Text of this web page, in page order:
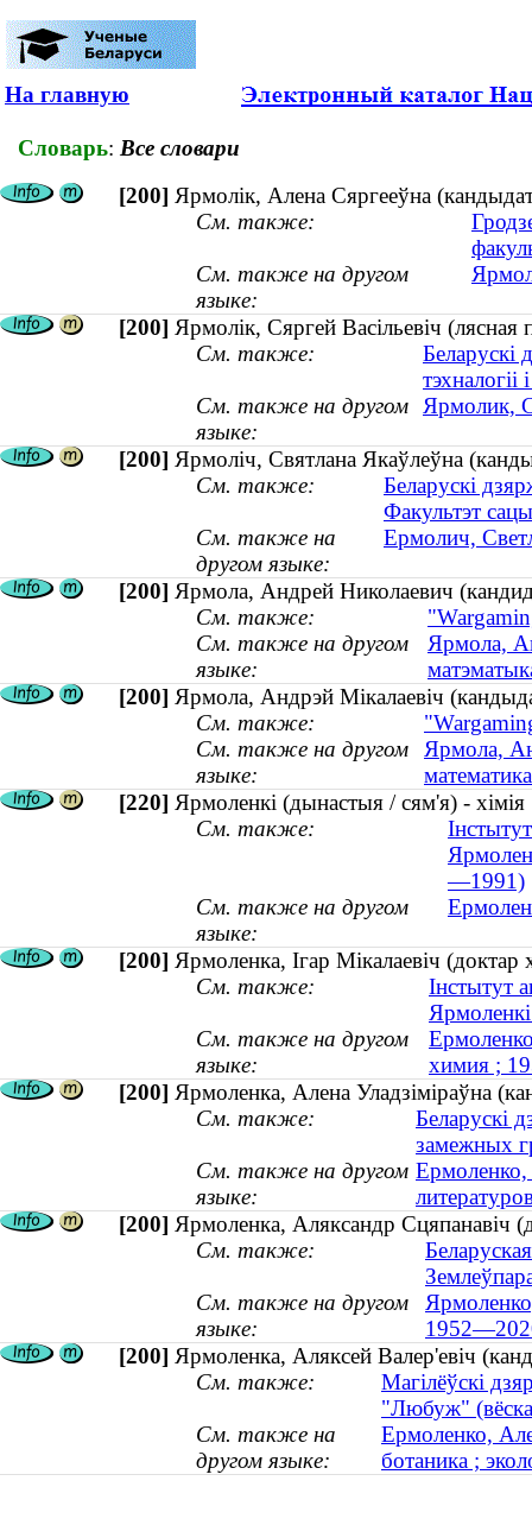
На главную
Словарь: Все словари
[200] Ярмолік, Алена Сяргееўна
См. также:
См. также на другом
языке:
[200] Ярмолік, Сяргей Васільевіч
См. также:
Беларускі
тэхналогіі
См. также на другом
языке:
Ярмолик,
[200] Ярмоліч, Святлана Якаўлеўна
См. также:
Беларускі
Факультэт
См. также на
другом языке:
Ермолич,
[200] Ярмола, Андрей Николаевич
См. также:
См. также на другом
языке:
Ярмола,
[200] Ярмола, Андрэй Мiкалаевiч
См. также:
См. также на другом
языке:
Ярмола,
[220] Ярмоленкі (дынастыя / сям'я) - хімія
См. также:
—1991)
См. также на другом
языке:
[200] Ярмоленка, Ігар Мікалаевіч
См. также:
Інстытут
См. также на другом
языке:
химия ;
[200] Ярмоленка, Алена Уладзіміраўна
См. также:
Беларускі
замежных
См. также на другом
языке:
Ермоленко,
[200] Ярмоленка, Аляксандр Сцяпанавіч
См. также:
См. также на другом
языке:
[200] Ярмоленка, Аляксей Валер'евіч
См. также:
Магілёўскі
"Любуж"
См. также на
другом языке:
Ермоленко,
ботаника ;